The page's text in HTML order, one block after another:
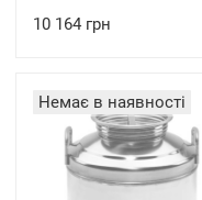
10 164 грн
Немає в наявності